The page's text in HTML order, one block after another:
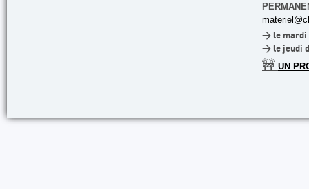
> le mardi
> le jeudi
🚧 UN